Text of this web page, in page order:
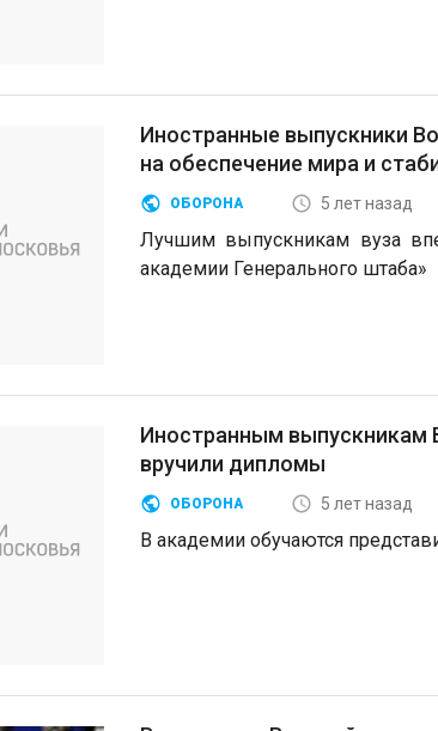
Иностранные выпускники
на обеспечение мира и
ОБОРОНА 5 лет назад
Лучшим выпускникам вуза
академии Генерального штаба»
Иностранным выпускникам
вручили дипломы
ОБОРОНА 5 лет назад
В академии обучаются